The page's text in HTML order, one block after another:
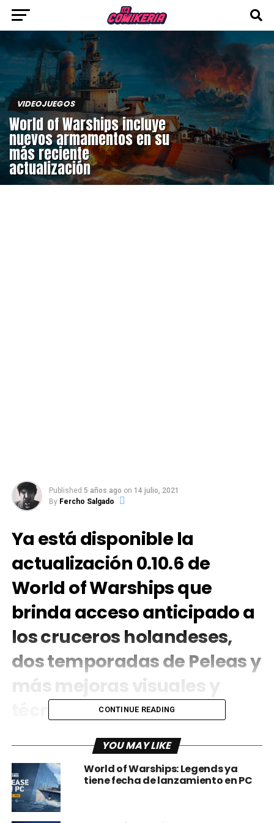
VIDEOJUEGOS
World of Warships incluye
nuevos armamentos en su
más reciente
actualización
Published 5 años ago on 14 julio, 2021
By Fercho Salgado
Ya está disponible la
actualización 0.10.6 de
World of Warships que
brinda acceso anticipado a
los cruceros holandeses,
dos temporadas de Peleas y
más mejoras visuales y
CONTINUE READING
YOU MAY LIKE
World of Warships: Legends ya
tiene fecha de lanzamiento en PC